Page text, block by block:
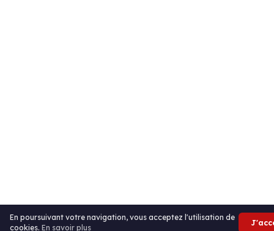
En poursuivant votre navigation, vous acceptez l'utilisation de
cookies. En savoir plus